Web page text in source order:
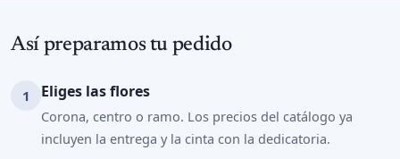
Así preparamos tu pedido
Eliges las flores
Corona, centro o ramo. Los precios del catálogo ya
incluyen la entrega y la cinta con la dedicatoria.